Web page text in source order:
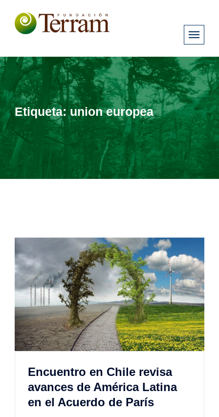
Etiqueta:union europea
Encuentro en Chile revisa
avances de América Latina
en el Acuerdo de París